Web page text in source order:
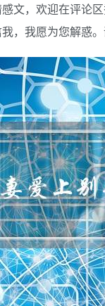
文，欢迎在评论
，我愿为您解惑。